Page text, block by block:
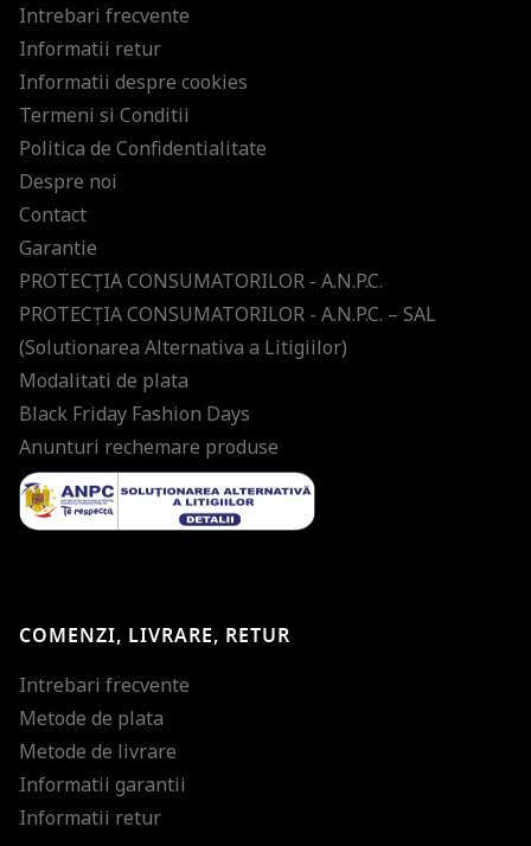
Intrebari frecvente
Informatii retur
Informatii despre cookies
Termeni si Conditii
Politica de Confidentialitate
Despre noi
Contact
Garantie
PROTECŢIA CONSUMATORILOR - A.N.P.C.
PROTECŢIA CONSUMATORILOR - A.N.P.C. – SAL
(Solutionarea Alternativa a Litigiilor)
Modalitati de plata
Black Friday Fashion Days
Anunturi rechemare produse
COMENZI, LIVRARE, RETUR
Intrebari frecvente
Metode de plata
Metode de livrare
Informatii garantii
Informatii retur